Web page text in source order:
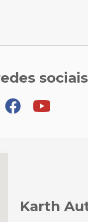
sociais
Karth